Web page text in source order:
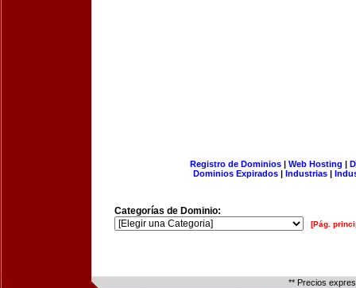
Registro de Dominios| Web Hosting |
Dominios Expirados | Industrias |
Categorías de Dominio:
[Pág.
** Precios